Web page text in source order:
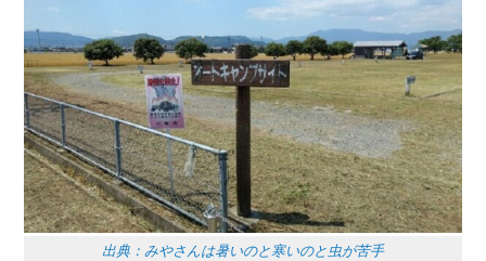
出典：みやさんは暑いのと寒いのと虫が苦手